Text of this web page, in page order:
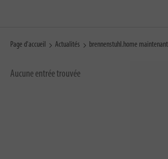
Page d'accueil Actualités brennenstuhl.home
Aucune entrée trouvée